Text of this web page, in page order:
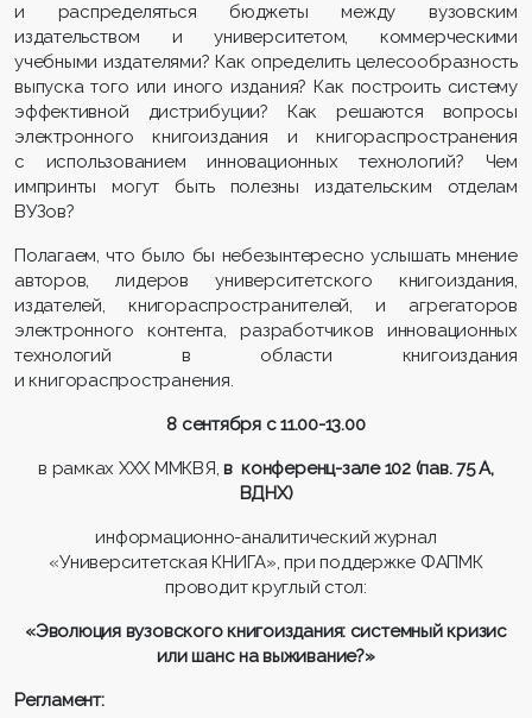
и распределяться бюджеты между вузовским
издательством и университетом, коммерческими
учебными издателями? Как определить целесообразность
выпуска того или иного издания? Как построить систему
эффективной дистрибуции? Как решаются вопросы
электронного книгоиздания и книгораспространения
с использованием инновационных технологий? Чем
импринты могут быть полезны издательским отделам
ВУЗов?
Полагаем, что было бы небезынтересно услышать мнение
авторов, лидеров университетского книгоиздания,
издателей, книгораспространителей, и агрегаторов
электронного контента, разработчиков инновационных
технологий в области книгоиздания
и книгораспространения.
8 сентября с 11.00-13.00
в рамках XXXММКВЯ,в конференц-зале 102 (пав. 75 А,
ВДНХ)
информационно-аналитический журнал
«Университетская КНИГА», при поддержке ФАПМК
проводит круглый стол:
«Эволюция вузовского книгоиздания: системный кризис
или шанс на выживание?»
Регламент: